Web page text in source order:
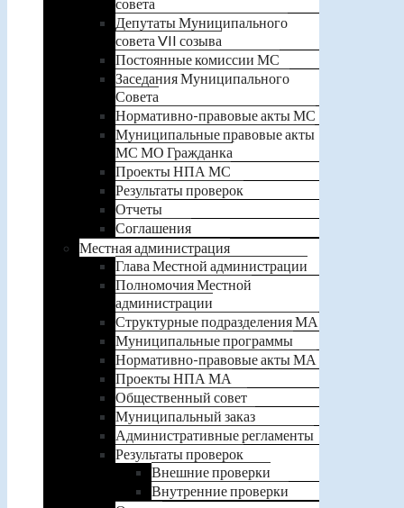
Депутаты Муниципального
совета VII созыва
Постоянные комиссии МС
Заседания Муниципального
Совета
Нормативно-правовые акты МС
Муниципальные правовые акты
МС МО Гражданка
Проекты НПА МС
Результаты проверок
Отчеты
Соглашения
Местная администрация
Глава Местной администрации
Полномочия Местной
администрации
Структурные подразделения МА
Муниципальные программы
Нормативно-правовые акты МА
Проекты НПА МА
Общественный совет
Муниципальный заказ
Административные регламенты
Результаты проверок
Внешние проверки
Внутренние проверки